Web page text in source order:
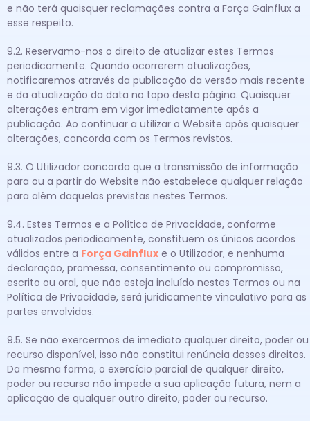
e não terá quaisquer reclamações contra a Força Gainflux a
esse respeito.
9.2. Reservamo-nos o direito de atualizar estes Termos
periodicamente. Quando ocorrerem atualizações,
notificaremos através da publicação da versão mais recente
e da atualização da data no topo desta página. Quaisquer
alterações entram em vigor imediatamente após a
publicação. Ao continuar a utilizar o Website após quaisquer
alterações, concorda com os Termos revistos.
9.3. O Utilizador concorda que a transmissão de informação
para ou a partir do Website não estabelece qualquer relação
para além daquelas previstas nestes Termos.
9.4. Estes Termos e a Política de Privacidade, conforme
atualizados periodicamente, constituem os únicos acordos
válidos entre a Força Gainflux e o Utilizador, e nenhuma
declaração, promessa, consentimento ou compromisso,
escrito ou oral, que não esteja incluído nestes Termos ou na
Política de Privacidade, será juridicamente vinculativo para as
partes envolvidas.
9.5. Se não exercermos de imediato qualquer direito, poder ou
recurso disponível, isso não constitui renúncia desses direitos.
Da mesma forma, o exercício parcial de qualquer direito,
poder ou recurso não impede a sua aplicação futura, nem a
aplicação de qualquer outro direito, poder ou recurso.